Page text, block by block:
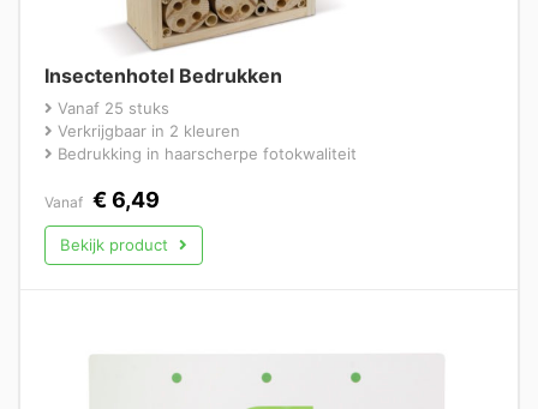
Insectenhotel Bedrukken
Vanaf 25 stuks
Verkrijgbaar in 2 kleuren
Bedrukking in haarscherpe fotokwaliteit
Vanaf €6,49
Bekijk product